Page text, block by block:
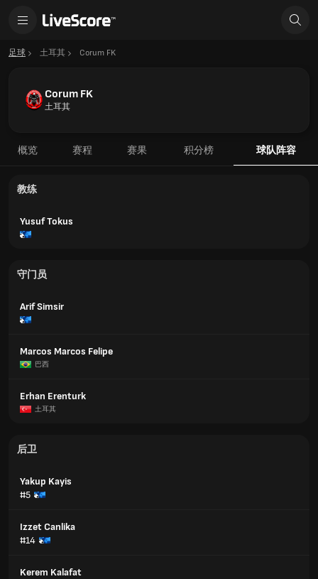
足球 土耳其 Corum FK
Corum FK
土耳其
概览 赛程 赛果 积分榜 球队阵容
教练
Yusuf Tokus
守门员
Arif Simsir
Marcos Marcos Felipe
巴西
Erhan Erenturk
土耳其
后卫
Yakup Kayis
#5
Izzet Canlika
#14
Kerem Kalafat